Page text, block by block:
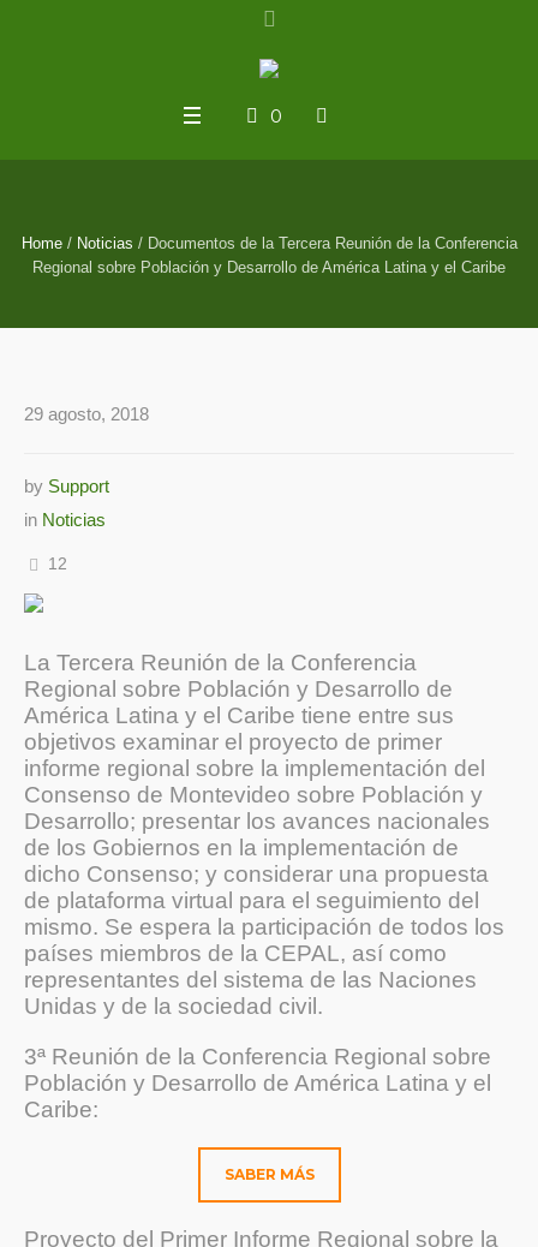
0
Home / Noticias / Documentos de la Tercera Reunión de la Conferencia
Regional sobre Población y Desarrollo de América Latina y el Caribe
29 agosto, 2018
by Support
in Noticias
12
La Tercera Reunión de la Conferencia
Regional sobre Población y Desarrollo de
América Latina y el Caribe tiene entre sus
objetivos examinar el proyecto de primer
informe regional sobre la implementación del
Consenso de Montevideo sobre Población y
Desarrollo; presentar los avances nacionales
de los Gobiernos en la implementación de
dicho Consenso; y considerar una propuesta
de plataforma virtual para el seguimiento del
mismo. Se espera la participación de todos los
países miembros de la CEPAL, así como
representantes del sistema de las Naciones
Unidas y de la sociedad civil.
3ª Reunión de la Conferencia Regional sobre
Población y Desarrollo de América Latina y el
Caribe:
SABER MÁS
Proyecto del Primer Informe Regional sobre la